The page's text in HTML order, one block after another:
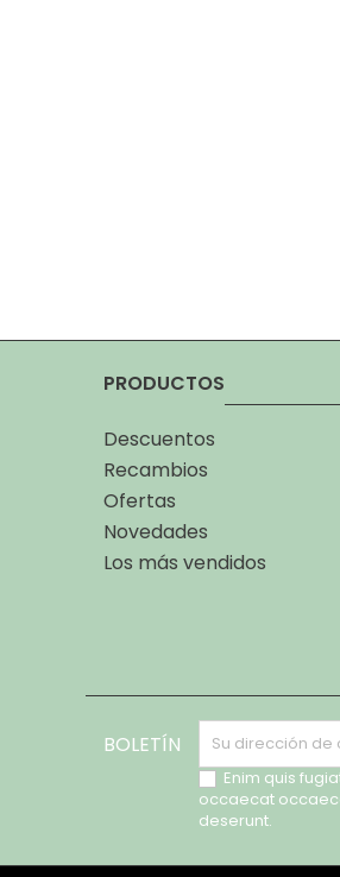
PRODUCTOS
Descuentos
Recambios
Ofertas
Novedades
Los más vendidos
BOLETÍN
Enim quis
occaecat
deserunt.